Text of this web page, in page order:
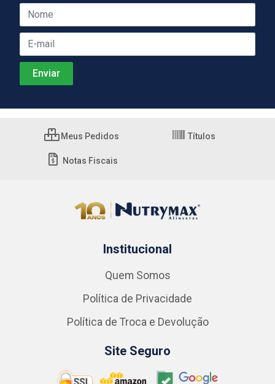
Meus Pedidos Títulos
Notas Fiscais
Institucional
Quem Somos
Política de Privacidade
Política de Troca e Devolução
Site Seguro